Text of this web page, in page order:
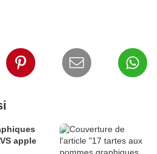
apple